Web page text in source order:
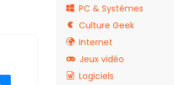
PC & Systèmes
Culture Geek
Internet
Jeux vidéo
Logiciels